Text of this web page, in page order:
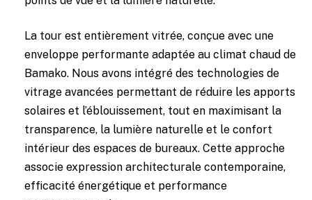
La tour est entièrement vitrée, conçue avec une
enveloppe performante adaptée au climat chaud de
Bamako. Nous avons intégré des technologies de
vitrage avancées permettant de réduire les apports
solaires et l’éblouissement, tout en maximisant la
transparence, la lumière naturelle et le confort
intérieur des espaces de bureaux. Cette approche
associe expression architecturale contemporaine,
efficacité énergétique et performance